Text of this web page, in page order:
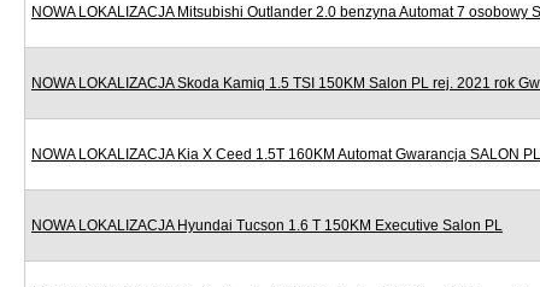
NOWA LOKALIZACJA Mitsubishi Outlander 2.0 benzyna Automat 7 osobowy
NOWA LOKALIZACJA Skoda Kamiq 1.5 TSI 150KM Salon PL rej. 2021 rok
NOWA LOKALIZACJA Kia X Ceed 1.5T 160KM Automat Gwarancja SALON PL
NOWA LOKALIZACJA Hyundai Tucson 1.6 T 150KM Executive Salon PL